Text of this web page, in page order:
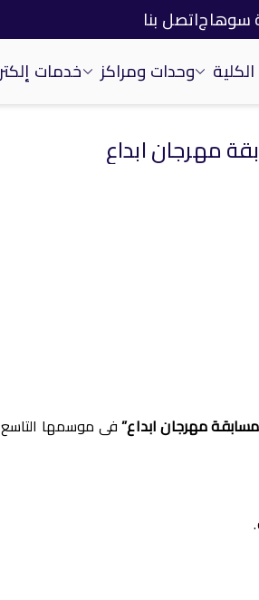
سوهاجاتصل بنا
وحدات ومراكز خدمات
مهرجان ابداع
مهرجان ابداع”فى موسمها التاسع